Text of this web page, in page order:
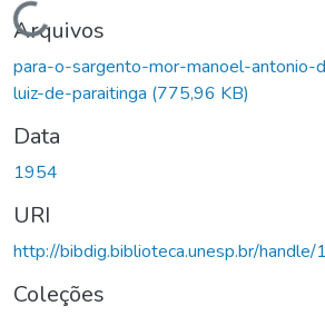
Carregando...
Arquivos
para-o-sargento-mor-manoel-antonio-
luiz-de-paraitinga (775,96 KB)
Data
1954
URI
http://bibdig.biblioteca.unesp.br/
Coleções